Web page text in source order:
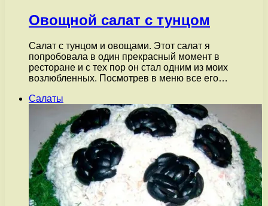
Овощной салат с тунцом
Салат с тунцом и овощами. Этот салат я
попробовала в один прекрасный момент в
ресторане и с тех пор он стал одним из моих
возлюбленных. Посмотрев в меню все его…
Салаты